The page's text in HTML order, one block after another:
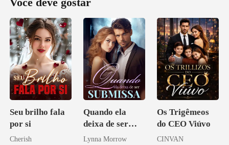
Você deve gostar
Seu brilho fala
por si
Cherish
Quando ela
deixa de ser
submissa
Lynna Morrow
Os Trigêmeos
do CEO Viúvo
CINVAN